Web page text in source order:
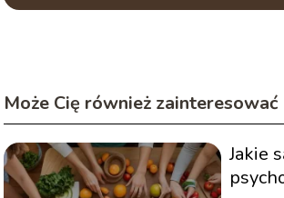
Może Cię również zainteresować
Jakie